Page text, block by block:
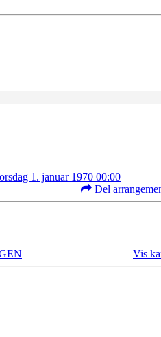
1. januar 1970 00:00
Del
Vis